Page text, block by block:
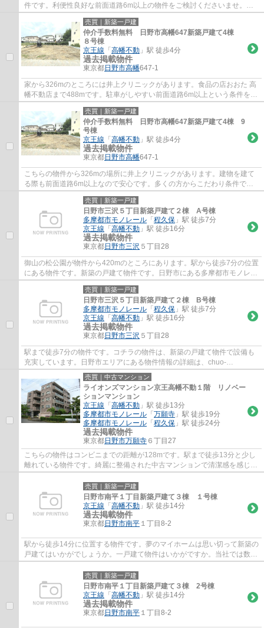
件です。利便性良好な前面道路6m以上の物件をご検討くださいませ。ご
希望に沿った一戸建てをご紹介致します。日野...
売買｜新築一戸建
仲介手数料無料 日野市高幡647新築戸建て4棟
８号棟
京王線 「 高幡不動 」駅 徒歩4分
過去掲載物件
東京都日野市高幡647-1
家から326mのところには井上クリニックがあります。食品の店おおた 高
幡不動店まで488mです。駐車がしやすい前面道路6m以上という条件を備
えております。多くの方に好評の、駅から徒歩...
売買｜新築一戸建
仲介手数料無料 日野市高幡647新築戸建て4棟 9
号棟
京王線 「 高幡不動 」駅 徒歩4分
過去掲載物件
東京都日野市高幡647-1
こちらの物件から326mの場所に井上クリニックがあります。建物を建て
る際も前面道路6m以上なので安心です。多くの方からこだわり条件でい
ただく新築戸建ての物件です。駅まで徒歩4分な...
売買｜新築一戸建
日野市三沢５丁目新築戸建て２棟 A号棟
多摩都市モノレール 「 程久保 」駅 徒歩7分
京王線 「 高幡不動 」駅 徒歩16分
過去掲載物件
東京都日野市三沢 ５丁目28
御山の松公園が物件から420mのところにあります。駅から徒歩7分の位置
にある物件です。新築の戸建て物件です。日野市にある多摩都市モノレー
ル程久保周辺の物件をお求めの方、当社は一...
売買｜新築一戸建
日野市三沢５丁目新築戸建て２棟 B号棟
多摩都市モノレール 「 程久保 」駅 徒歩7分
京王線 「 高幡不動 」駅 徒歩16分
過去掲載物件
東京都日野市三沢 ５丁目28
駅まで徒歩7分の物件です。コチラの物件は、新築の戸建て物件で設備も
充実しています。日野市エリアにある物件情報の詳細は、chuo-
dwell@kbh.biglobe.ne.jpからご連絡ください。ご不明...
売買｜中古マンション
ライオンズマンション京王高幡不動１階 リノベー
ションマンション
京王線 「 高幡不動 」駅 徒歩13分
多摩都市モノレール 「 万願寺 」駅 徒歩19分
多摩都市モノレール 「 程久保 」駅 徒歩24分
過去掲載物件
東京都日野市万願寺 ６丁目27
こちらの物件はコンビニまでの距離が128mです。駅まで徒歩13分と少し
離れている物件です。綺麗に整備された中古マンションで清潔感を感じま
す。日野市の京王線高幡不動周辺にある物件...
売買｜新築一戸建
日野市南平１丁目新築戸建て３棟 １号棟
京王線 「 高幡不動 」駅 徒歩14分
過去掲載物件
東京都日野市南平 １丁目8-2
駅から徒歩14分に位置する物件です。夢のマイホームは思い切って新築の
戸建てはいかがでしょうか。一戸建て物件はいかがですか。当社では数多
くの一戸建て物件を取り扱っております。...
売買｜新築一戸建
日野市南平１丁目新築戸建て３棟 2号棟
京王線 「 高幡不動 」駅 徒歩14分
過去掲載物件
東京都日野市南平 １丁目8-2